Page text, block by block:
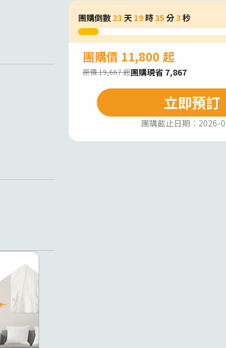
團購倒數 23 天 19時35 分2 秒
團購價 11,800 起
原價 19,667 起團購現省 7,867
立即預訂
團購截止日期： 2026-